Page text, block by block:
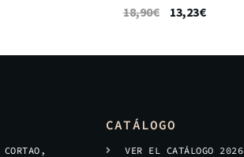
18,90€ 13,23€
CATÁLOGO
VER EL CATÁLOGO 2026